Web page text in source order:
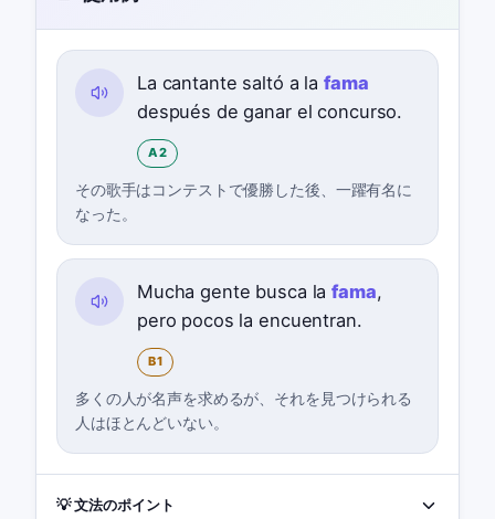
La cantante saltó a la fama
después de ganar el concurso.
A2
その歌手はコンテストで優勝した後、一躍有名に
なった。
Mucha gente busca lafama,
pero pocos la encuentran.
B1
多くの人が名声を求めるが、それを見つけられる
人はほとんどいない。
💡 文法のポイント